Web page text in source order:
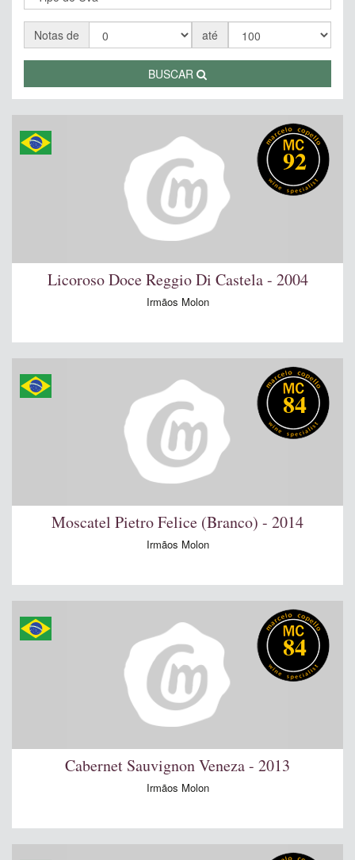
Notas de até
BUSCAR
92
Licoroso Doce Reggio Di Castela - 2004
Irmãos Molon
84
Moscatel Pietro Felice (Branco) - 2014
Irmãos Molon
84
Cabernet Sauvignon Veneza - 2013
Irmãos Molon